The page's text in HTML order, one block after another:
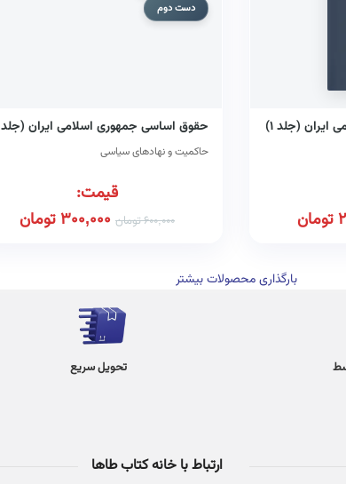
(جلد ۱)
تومان
دست دوم
حقوق اساسی جمهوری اسلامی ایران (جلد ۲)
حاکمیت و نهادهای سیاسی
قیمت:
600,000تومان 300,000تومان
بارگذاری محصولات بیشتر
تحویل سریع
ارتباط با خانه کتاب طاها